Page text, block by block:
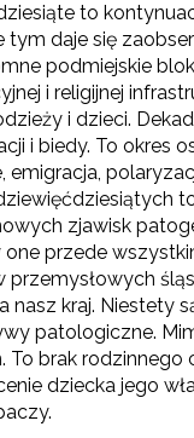
to
daje się
podmiejskie
i religijnej
i dzieci.
i biedy. To okres
zjawisk
przede
nasz kraj.
patologiczne.
brak rodzinnego
dziecka jego
przez ORE w